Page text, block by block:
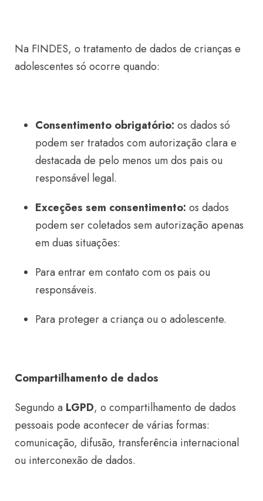
Na FINDES, o tratamento de dados de crianças e
adolescentes só ocorre quando:
Consentimento obrigatório: os dados só
podem ser tratados com autorização clara e
destacada de pelo menos um dos pais ou
responsável legal.
Exceções sem consentimento: os dados
podem ser coletados sem autorização apenas
em duas situações:
Para entrar em contato com os pais ou
responsáveis.
Para proteger a criança ou o adolescente.
Compartilhamento de dados
Segundo a LGPD, o compartilhamento de dados
pessoais pode acontecer de várias formas:
comunicação, difusão, transferência internacional
ou interconexão de dados.